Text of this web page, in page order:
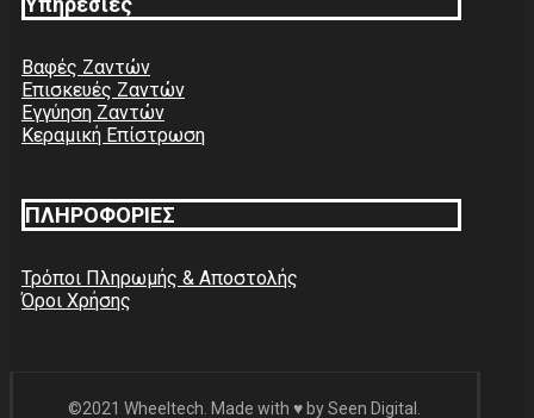
Βαφές Ζαντών
Επισκευές Ζαντών
Εγγύηση Ζαντών
Κεραμική Επίστρωση
ΠΛΗΡΟΦΟΡΙΕΣ
Τρόποι Πληρωμής & Αποστολής
Όροι Χρήσης
©2021 Wheeltech. Made with ♥ by Seen Digital.